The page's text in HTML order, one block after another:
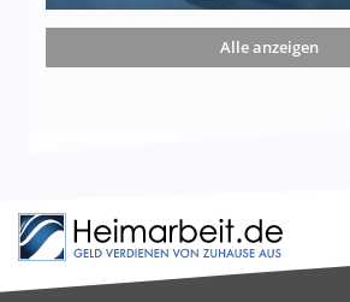
die 15 besten Möglichkeiten
Alle anzeigen